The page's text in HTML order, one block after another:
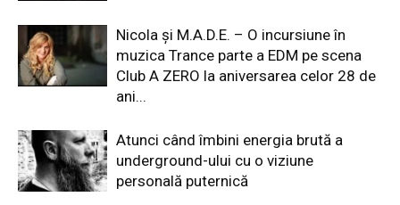
Nicola și M.A.D.E. – O incursiune în
muzica Trance parte a EDM pe scena
Club A ZERO la aniversarea celor 28 de
ani...
Atunci când îmbini energia brută a
underground-ului cu o viziune
personală puternică